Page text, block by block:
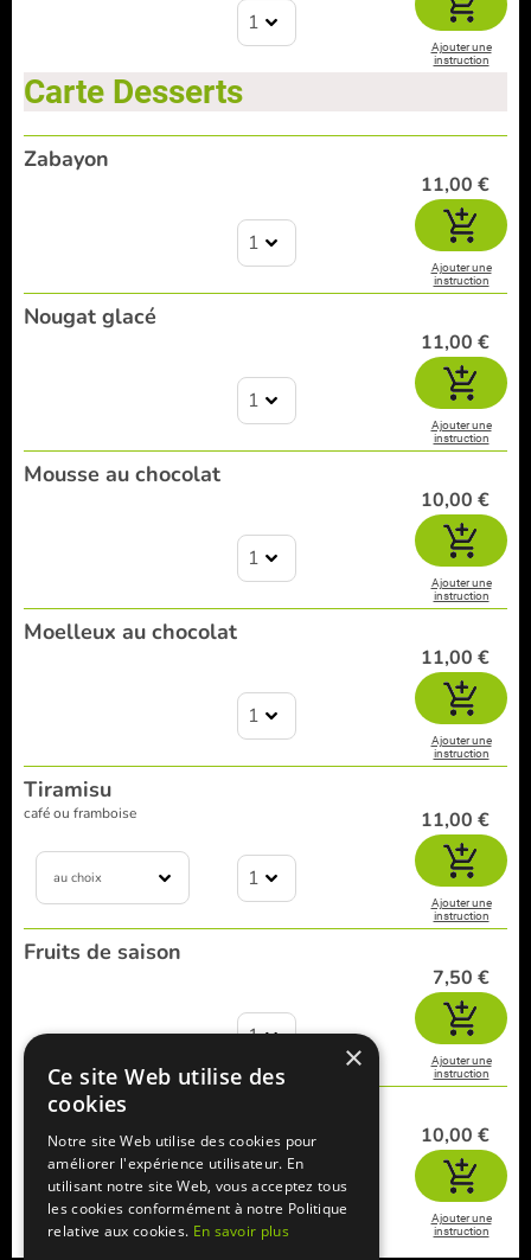
1
Ajouter une
instruction
Carte Desserts
Zabayon
1
11,00 €
Ajouter une
instruction
Nougat glacé
1
11,00 €
Ajouter une
instruction
Mousse au chocolat
1
10,00 €
Ajouter une
instruction
Moelleux au chocolat
1
11,00 €
Ajouter une
instruction
Tiramisu
café ou framboise
au choix 1
11,00 €
Ajouter une
instruction
Fruits de saison
1
7,50 €
Ajouter une
instruction
bagel au chocolat
1
10,00 €
Ajouter une
instruction
×
Ce site Web utilise des
cookies
Notre site Web utilise des cookies pour
améliorer l'expérience utilisateur. En
utilisant notre site Web, vous acceptez tous
les cookies conformément à notre Politique
relative aux cookies. En savoir plus